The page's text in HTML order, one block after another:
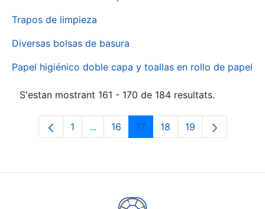
Trapos de limpieza
Diversas bolsas de basura
Papel higiénico doble capa y toallas en rollo de papel
S'estan mostrant 161 - 170 de 184 resultats.
Pàgina
1 ...Pàgines intermèdies Utilitzeu TAB per
Pàgina
16 Pàgina
17 Pàgina
18 Pàgina
19